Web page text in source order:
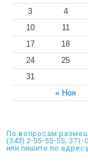
« Ноя
3
4
10
11
17
18
24
25
31
По вопросам
(343) 2-55-55-55, 371-
или пишите по